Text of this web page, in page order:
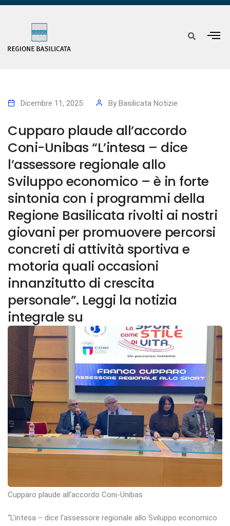
Dicembre 11, 2025 By Basilicata Notizie
Cupparo plaude all’accordo
Coni-Unibas “L’intesa – dice
l’assessore regionale allo
Sviluppo economico – è in forte
sintonia con i programmi della
Regione Basilicata rivolti ai nostri
giovani per promuovere percorsi
concreti di attività sportiva e
motoria quali occasioni
innanzitutto di crescita
personale”. Leggi la notizia
integrale su
Cupparo plaude all’accordo Coni-Unibas
“L’intesa – dice l’assessore regionale allo Sviluppo economico